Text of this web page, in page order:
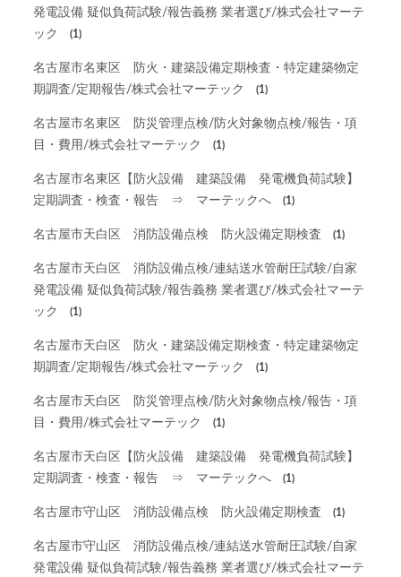
発電設備 疑似負荷試験/報告義務 業者選び/株式会社マーテ
ック
(1)
名古屋市名東区 防火・建築設備定期検査・特定建築物定
期調査/定期報告/株式会社マーテック
(1)
名古屋市名東区 防災管理点検/防火対象物点検/報告・項
目・費用/株式会社マーテック
(1)
名古屋市名東区【防火設備 建築設備 発電機負荷試験】
定期調査・検査・報告 ⇒ マーテックへ
(1)
名古屋市天白区 消防設備点検 防火設備定期検査 (1)
名古屋市天白区 消防設備点検/連結送水管耐圧試験/自家
発電設備 疑似負荷試験/報告義務 業者選び/株式会社マーテ
ック
(1)
名古屋市天白区 防火・建築設備定期検査・特定建築物定
期調査/定期報告/株式会社マーテック
(1)
名古屋市天白区 防災管理点検/防火対象物点検/報告・項
目・費用/株式会社マーテック
(1)
名古屋市天白区【防火設備 建築設備 発電機負荷試験】
定期調査・検査・報告 ⇒ マーテックへ
(1)
名古屋市守山区 消防設備点検 防火設備定期検査 (1)
名古屋市守山区 消防設備点検/連結送水管耐圧試験/自家
発電設備 疑似負荷試験/報告義務 業者選び/株式会社マーテ